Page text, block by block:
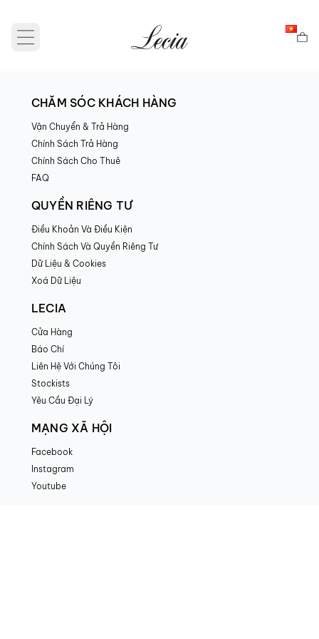
Open main menu
CHĂM SÓC KHÁCH HÀNG
Vận Chuyển & Trả Hàng
Chính Sách Trả Hàng
Chính Sách Cho Thuê
FAQ
QUYỀN RIÊNG TƯ
Điều Khoản Và Điều Kiện
Chính Sách Và Quyền Riêng Tư
Dữ Liệu & Cookies
Xoá Dữ Liệu
LECIA
Cửa Hàng
Báo Chí
Liên Hệ Với Chúng Tôi
Stockists
Yêu Cầu Đại Lý
MẠNG XÃ HỘI
Facebook
Instagram
Youtube